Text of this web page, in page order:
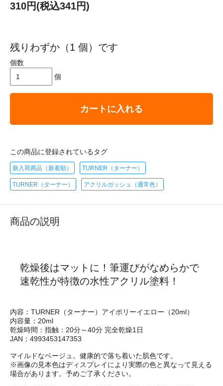
310円(税込341円)
残りわずか（1 個）です
個数
個
カートに入れる
この商品に登録されているタグ
新入荷商品（新着順） TURNER（ターナー）
TURNER（ターナー） アクリルガッシュ（通常色）
商品の説明
乾燥後はマットに！筆運びがなめらかで
速乾性が特徴の水性アクリル塗料！
内容：TURNER（ターナー）アイボリーイエロー（20ml）
内容量：20ml
乾燥時間：指触：20分～40分 完全乾燥1日
JAN：4993453147353
マイルドなベージュ。健康的で落ち着いた肌色です。
※画像の見本色はディスプレイにより実際の色と異なって見える
場合があります。予めご了承ください。